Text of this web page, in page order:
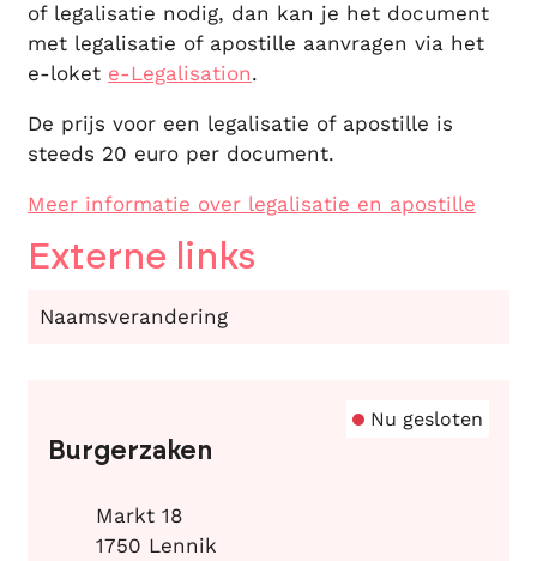
of legalisatie nodig, dan kan je het document
met legalisatie of apostille aanvragen via het
e-loket e-Legalisation.
De prijs voor een legalisatie of apostille is
steeds 20 euro per document.
Meer informatie over legalisatie en apostille
Externe links
Naamsverandering
Burgerzaken
Nu gesloten
AdresMarkt 18
,1750 Lennik